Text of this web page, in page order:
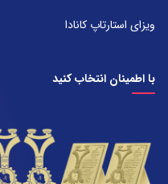
ویزای استارتاپ کانادا
با اطمینان انتخاب کنید